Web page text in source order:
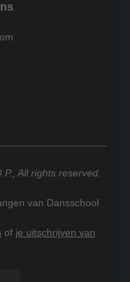
All rights reserved.
van Dansschool
of je uitschrijven van